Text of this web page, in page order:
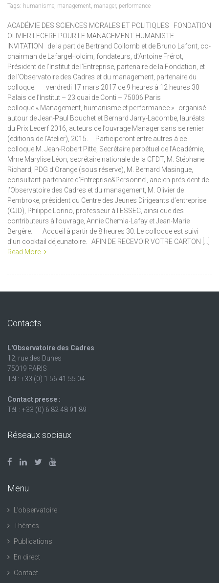
Tags: humanisme, management, manager, performance
ACADÉMIE DES SCIENCES MORALES ET POLITIQUES FONDATION
OLIVIER LECERF POUR LE MANAGEMENT HUMANISTE
INVITATION de la part de Bertrand Collomb et de Bruno Lafont, co-
chairman de LafargeHolcim, fondateurs, d’Antoine Frérot,
Président de l’Institut de l’Entreprise, partenaire de la Fondation, et
de l’Observatoire des Cadres et du management, partenaire du
colloque. vendredi 17 mars 2017 de 9 heures à 12 heures 30
Palais de l’Institut – 23 quai de Conti – 75006 Paris
colloque « Management, humanisme et performance » organisé
autour de Jean-Paul Bouchet et Bernard Jarry-Lacombe, lauréats
du Prix Lecerf 2016, auteurs de l’ouvrage Manager sans se renier
(éditions de l’Atelier), 2015. Participeront entre autres à ce
colloque M. Jean-Robert Pitte, Secrétaire perpétuel de l’Académie,
Mme Marylise Léon, secrétaire nationale de la CFDT, M. Stéphane
Richard, PDG d’Orange (sous réserve), M. Bernard Masingue,
consultant-partenaire d’Entreprise&Personnel, ancien président de
l’Observatoire des Cadres et du management, M. Olivier de
Pembroke, président du Centre des Jeunes Dirigeants d’entreprise
(CJD), Philippe Lorino, professeur à l’ESSEC, ainsi que des
contributeurs à l’ouvrage, Annie Chemla-Lafay et Jean-Marie
Bergère. Accueil à partir de 8 heures 30. Le colloque est suivi
d’un cocktail déjeunatoire. AFIN DE RECEVOIR VOTRE CARTON […]
Read More
Contacts
L'Observatoire des Cadres
12, rue des Dunes
75019 PARIS
Tél : +33 (0) 1 56 41 55 04
Contact presse :
Tél. : +33 (0) 6 82 48 91 89
Réseaux sociaux
Menu
L’observatoire
Thèmes
Publications
En direct
Contact